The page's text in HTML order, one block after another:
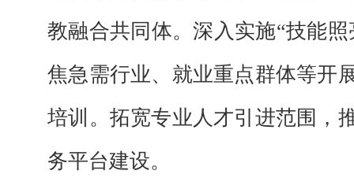
教融合共同体。深入实施“技能
焦急需行业、就业重点群体等开
培训。拓宽专业人才引进范围，
务平台建设。